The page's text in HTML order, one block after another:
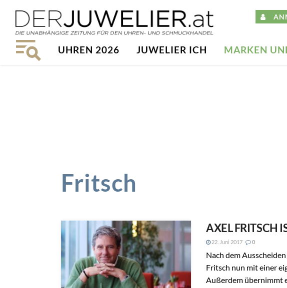
UHREN 2026 JUWELIER ICH MARKEN
Fritsch
AXEL FRITSCH
22. Juni 2017 0
Nach dem
Fritsch nun mit einer
Außerdem übernimmt